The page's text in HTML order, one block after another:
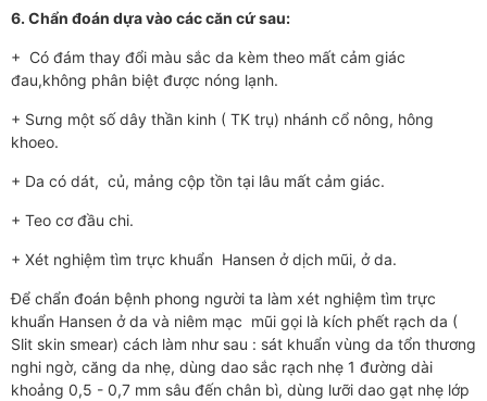
6. Chẩn đoán dựa vào các căn cứ sau:
+ Có đám thay đổi màu sắc da kèm theo mất cảm giác
đau,không phân biệt được nóng lạnh.
+ Sưng một số dây thần kinh ( TK trụ) nhánh cổ nông, hông
khoeo.
+ Da có dát, củ, mảng cộp tồn tại lâu mất cảm giác.
+ Teo cơ đầu chi.
+ Xét nghiệm tìm trực khuẩn Hansen ở dịch mũi, ở da.
Để chẩn đoán bệnh phong người ta làm xét nghiệm tìm trực
khuẩn Hansen ở da và niêm mạc mũi gọi là kích phết rạch da (
Slit skin smear) cách làm như sau : sát khuẩn vùng da tổn thương
nghi ngờ, căng da nhẹ, dùng dao sắc rạch nhẹ 1 đường dài
khoảng 0,5 - 0,7 mm sâu đến chân bì, dùng lưỡi dao gạt nhẹ lớp